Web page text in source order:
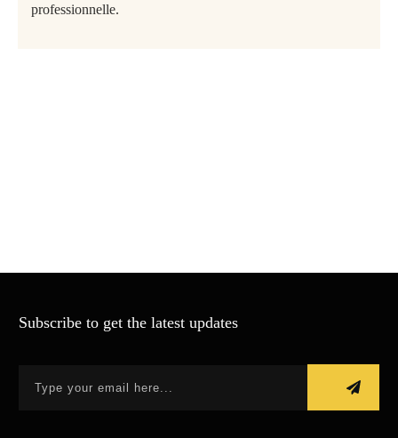
professionnelle.
Subscribe to get the latest updates